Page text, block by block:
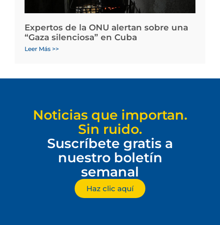
Expertos de la ONU alertan sobre una
“Gaza silenciosa” en Cuba
Leer Más >>
Noticias que importan.
Sin ruido.
Suscríbete gratis a
nuestro boletín
semanal
Haz clic aquí